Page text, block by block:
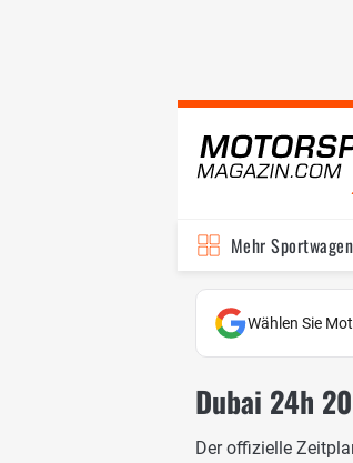
Mehr Sportwagen
Wählen Sie
Dubai 24h
Der offizielle